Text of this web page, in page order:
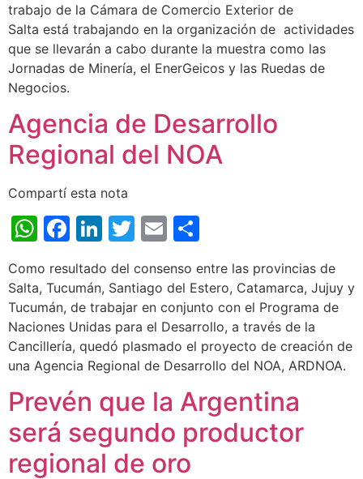
trabajo de la Cámara de Comercio Exterior de
Salta está trabajando en la organización de actividades
que se llevarán a cabo durante la muestra como las
Jornadas de Minería, el EnerGeicos y las Ruedas de
Negocios.
Agencia de Desarrollo
Regional del NOA
Compartí esta nota
WhatsApp
Facebook
LinkedIn
Twitter
Email
Como resultado del consenso entre las provincias de
Salta, Tucumán, Santiago del Estero, Catamarca, Jujuy y
Tucumán, de trabajar en conjunto con el Programa de
Naciones Unidas para el Desarrollo, a través de la
Cancillería, quedó plasmado el proyecto de creación de
una Agencia Regional de Desarrollo del NOA, ARDNOA.
Prevén que la Argentina
será segundo productor
regional de oro